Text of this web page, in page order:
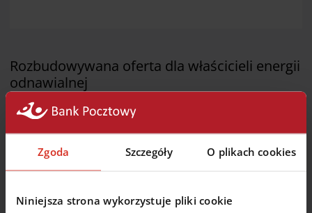
Zgoda Szczegóły O plikach cookies
Niniejsza strona wykorzystuje pliki cookie
Rozbudowywana oferta dla właścicieli energii
odnawialnej
W ramach oferty otrzymasz:
ubezpieczenie instalacji fotowoltaicznej /solarnej
zamontowanej na budynkach lub na gruncie
słonecznych